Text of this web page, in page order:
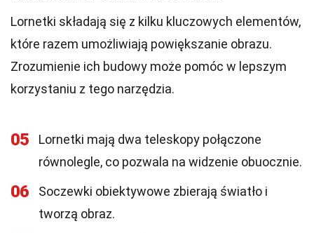
Lornetki składają się z kilku kluczowych elementów,
które razem umożliwiają powiększanie obrazu.
Zrozumienie ich budowy może pomóc w lepszym
korzystaniu z tego narzędzia.
05
Lornetki mają dwa teleskopy połączone
równolegle, co pozwala na widzenie obuocznie.
06
Soczewki obiektywowe zbierają światło i
tworzą obraz.